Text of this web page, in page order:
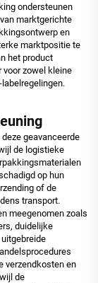
ondersteunen
marktgerichte
en
marktpositie te
het product
voor zowel kleine
geavanceerde
de logistieke
op hun
of de
transport.
meegenomen zoals
duidelijke
verzendkosten en
de